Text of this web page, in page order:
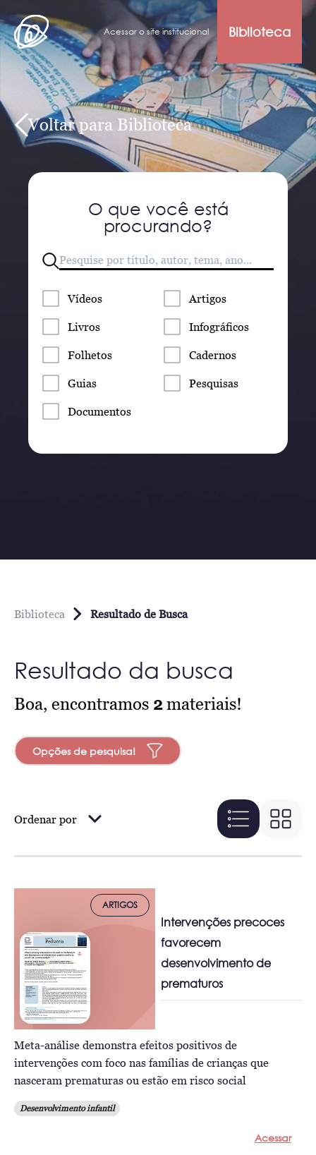
Acessar o site institucional Biblioteca
Voltar para Biblioteca
O que você está
procurando?
Vídeos Artigos
Livros Infográficos
Folhetos Cadernos
Guias Pesquisas
Documentos
Biblioteca Resultado de Busca
Resultado da busca
Boa, encontramos 2materiais!
Opções de pesquisa!
Ordenar por
ARTIGOS
Intervenções precoces
favorecem
desenvolvimento de
prematuros
Meta-análise demonstra efeitos positivos de
intervenções com foco nas famílias de crianças que
nasceram prematuras ou estão em risco social
Desenvolvimento infantil
Acessar